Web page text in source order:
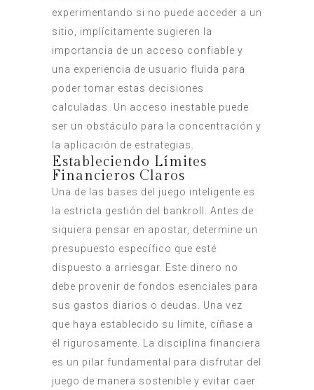
experimentando si no puede acceder a un
sitio, implícitamente sugieren la
importancia de un acceso confiable y
una experiencia de usuario fluida para
poder tomar estas decisiones
calculadas. Un acceso inestable puede
ser un obstáculo para la concentración y
la aplicación de estrategias.
Estableciendo Límites
Financieros Claros
Una de las bases del juego inteligente es
la estricta gestión del bankroll. Antes de
siquiera pensar en apostar, determine un
presupuesto específico que esté
dispuesto a arriesgar. Este dinero no
debe provenir de fondos esenciales para
sus gastos diarios o deudas. Una vez
que haya establecido su límite, cíñase a
él rigurosamente. La disciplina financiera
es un pilar fundamental para disfrutar del
juego de manera sostenible y evitar caer